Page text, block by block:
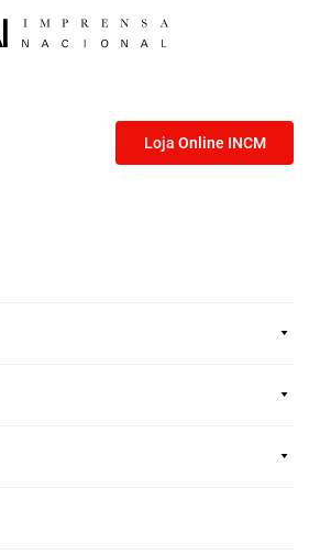
Loja Online INCM